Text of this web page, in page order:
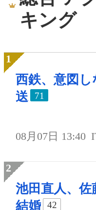
キング
西鉄、意図
送
71
08月07日 13:40
池田直人、佐
結婚
42